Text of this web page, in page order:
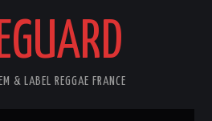
& LABEL REGGAE FRANCE